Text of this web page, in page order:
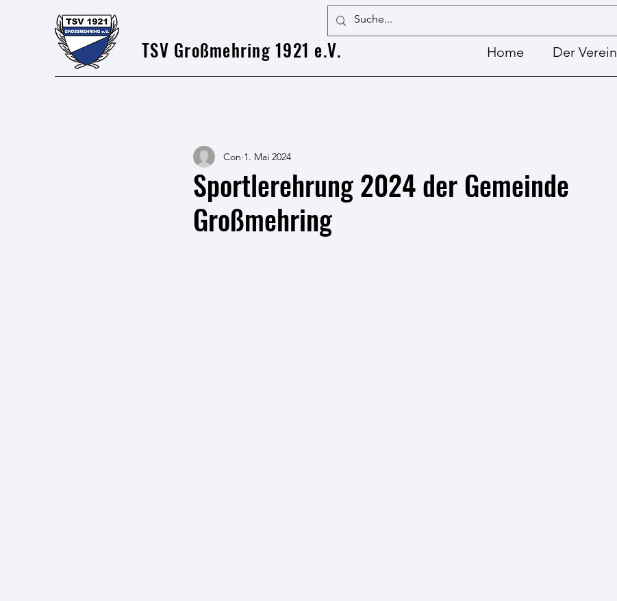
TSV Großmehring 1921 e.V. Home Der Verein
Sportlerehrung 2024 der Gemeinde
Großmehring
Con 1. Mai 2024